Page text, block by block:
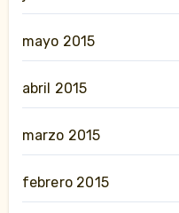
mayo 2015
abril 2015
marzo 2015
febrero 2015